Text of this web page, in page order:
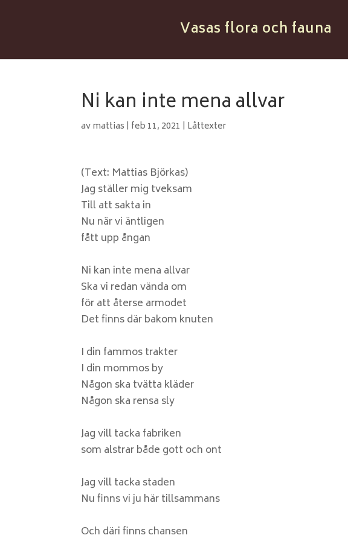
Vasas flora och fauna
Ni kan inte mena allvar
avmattias | feb 11, 2021 | Låttexter
(Text: Mattias Björkas)
Jag ställer mig tveksam
Till att sakta in
Nu när vi äntligen
fått upp ångan
Ni kan inte mena allvar
Ska vi redan vända om
för att återse armodet
Det finns där bakom knuten
I din fammos trakter
I din mommos by
Någon ska tvätta kläder
Någon ska rensa sly
Jag vill tacka fabriken
som alstrar både gott och ont
Jag vill tacka staden
Nu finns vi ju här tillsammans
Och däri finns chansen